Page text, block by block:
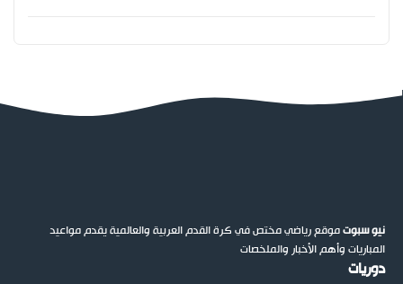
نيو سبوتموقع رياضي مختص في كرة القدم العربية والعالمية يقدم مواعيد
المباريات وأهم الأخبار والملخصات
دوريات